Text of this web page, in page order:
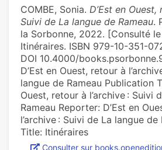
COMBE, Sonia. D’Est en Ouest,
Suivi de La langue de Rameau.
la Sorbonne, 2022. [Consulté
Itinéraires. ISBN 979-10-351-
DOI 10.4000/
D’Est en Ouest, retour à
langue de Rameau Publication
Ouest, retour à l’archive : Suivi
Rameau Reporter: D’Est en
l’archive : Suivi de La langue de
Title: Itinéraires
Consulter sur